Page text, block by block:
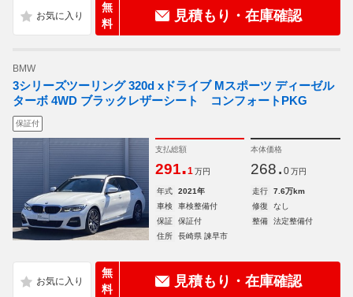
無
料
見積もり・在庫確認
BMW
3シリーズツーリング 320d xドライブ Mスポーツ ディーゼル
ターボ 4WD ブラックレザーシート コンフォートPKG
保証付
支払総額
291.1 万円
本体価格
268. 0 万円
年式 2021年 走行
7.6万km
車検
車検整備付 修復
なし
保証
保証付 整備
法定整備付
住所
長崎県 諫早市
無
料
見積もり・在庫確認